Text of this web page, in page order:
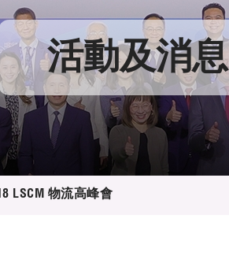
之創新技術
劃書
活動及消息
LSCM 物流高峰會